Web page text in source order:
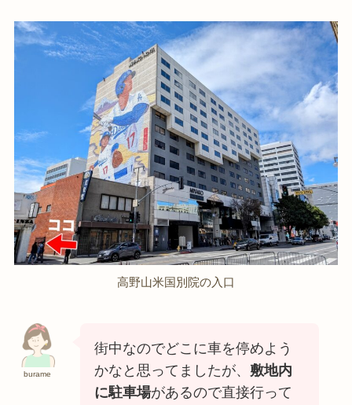
高野山米国別院の入口
burame
街中なのでどこに車を停めよう
かなと思ってましたが、 敷地内
に駐車場があるので直接行って